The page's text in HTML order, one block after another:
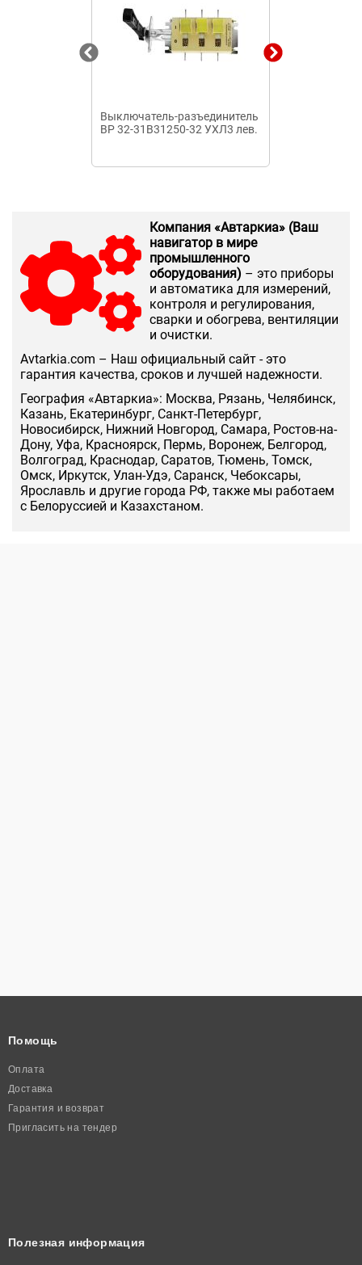
Выключатель-разъединитель
ВР 32-31В31250-32 УХЛ3 лев.
Компания «Автаркиа» (Ваш
навигатор в мире
промышленного
оборудования) – это приборы
и автоматика для измерений,
контроля и регулирования,
сварки и обогрева, вентиляции
и очистки.
Аvtarkia.com – Наш официальный сайт - это
гарантия качества, сроков и лучшей надежности.
География «Автаркиа»: Москва, Рязань, Челябинск,
Казань, Екатеринбург, Санкт-Петербург,
Новосибирск, Нижний Новгород, Самара, Ростов-на-
Дону, Уфа, Красноярск, Пермь, Воронеж, Белгород,
Волгоград, Краснодар, Саратов, Тюмень, Томск,
Омск, Иркутск, Улан-Удэ, Саранск, Чебоксары,
Ярославль и другие города РФ, также мы работаем
с Белоруссией и Казахстаном.
Помощь
Оплата
Доставка
Гарантия и возврат
Пригласить на тендер
Полезная информация